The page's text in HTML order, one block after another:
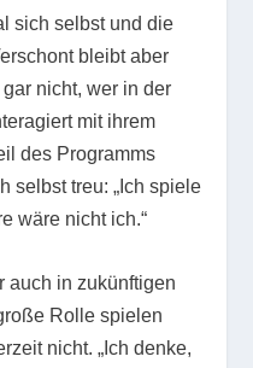
sich selbst und die
bleibt aber
nicht, wer in der
mit ihrem
des Programms
selbst treu: „Ich spiele
wäre nicht ich.“
auch in zukünftigen
Rolle spielen
nicht. „Ich denke,